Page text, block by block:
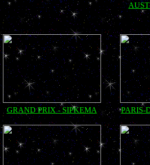
GRAND PRIX - SIPKEMA PARIS-